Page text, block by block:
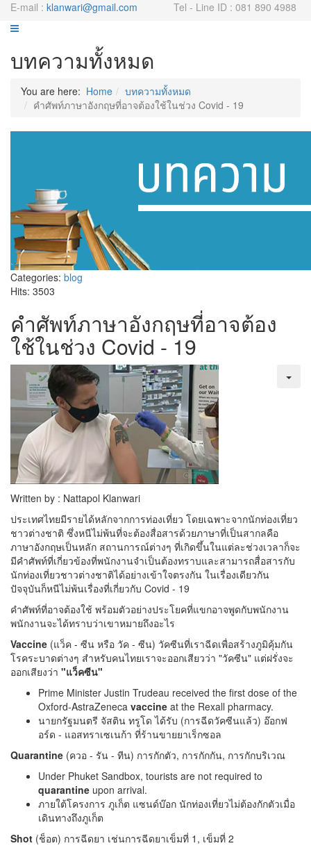
E-mail : klanwari@gmail.com Tel - Line ID : 081 890 4988
บทความทั้งหมด
You are here: Home
บทความทั้งหมด
คำศัพท์ภาษาอังกฤษที่อาจต้องใช้ในช่วง Covid - 19
Categories: blog
Hits: 3503
คำศัพท์ภาษาอังกฤษที่อาจต้อง
ใช้ในช่วง Covid - 19
Written by : Nattapol Klanwari
ประเทศไทยมีรายได้หลักจากการท่องเที่ยว โดยเฉพาะจากนักท่องเที่ยว
ชาวต่างชาติ ซึ่งหนีไม่พ้นที่จะต้องสื่อสารด้วยภาษาที่เป็นสากลคือ
ภาษาอังกฤษเป็นหลัก สถานการณ์ต่างๆ ที่เกิดขึ้นในแต่ละช่วงเวลาก็จะ
มีคำศัพท์ที่เกี่ยวข้องที่พนักงานจำเป็นต้องทราบและสามารถสื่อสารกับ
นักท่องเที่ยวชาวต่างชาติได้อย่างเข้าใจตรงกัน ในเรื่องเดียวกัน
ปัจจุบันก็หนีไม่พ้นเรื่องที่เกี่ยวกับ Covid - 19
คำศัพท์ที่อาจต้องใช้ พร้อมตัวอย่างประโยคที่แขกอาจพูดกับพนักงาน
พนักงานจะได้ทราบว่าเขาหมายถึงอะไร
Vaccine (แว็ค - ซีน หรือ วัค - ซีน) วัคซีนที่เราฉีดเพื่อสร้างภูมิคุ้มกัน
โรคระบาดต่างๆ สำหรับคนไทยเราจะออกเสียวว่า "วัคซีน" แต่ฝรั่งจะ
ออกเสียงว่า "แว็คซีน"
Prime Minister Justin Trudeau received the first dose of the
Oxford-AstraZeneca vaccine at the Rexall pharmacy.
นายกรัฐมนตรี จัสติน ทรูโด ได้รับ (การฉีดวัคซีนแล้ว) อ๊อกฟ
อร์ด - แอสทราเซเนก้า ที่ร้านขายยาเร็กซอล
Quarantine (ควอ - รัน - ทีน) การกักตัว, การกักกัน, การกักบริเวณ
Under Phuket Sandbox, tourists are not required to
quarantine upon arrival.
ภายใต้โครงการ ภูเก็ต แซนด์บ๊อก นักท่องเที่ยวไม่ต้องกักตัวเมื่อ
เดินทางถึงภูเก็ต
Shot (ช็อต) การฉีดยา เช่นการฉีดยาเข็มที่ 1, เข็มที่ 2